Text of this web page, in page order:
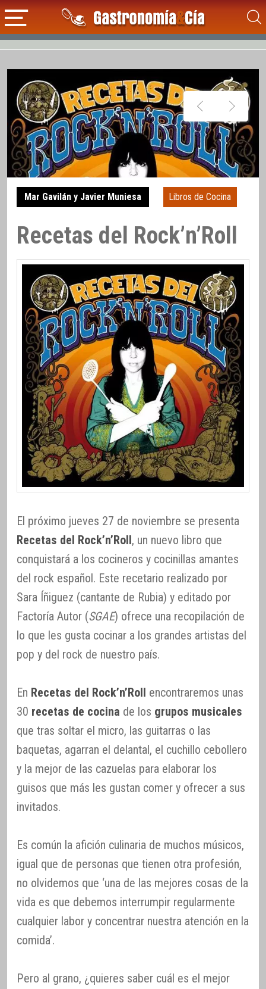
Mar Gavilán y Javier Muniesa Libros de Cocina
Recetas del Rock’n’Roll
El próximo jueves 27 de noviembre se presenta
Recetas del Rock’n’Roll, un nuevo libro que
conquistará a los cocineros y cocinillas amantes
del rock español. Este recetario realizado por
Sara Íñiguez (cantante de Rubia) y editado por
Factoría Autor (SGAE) ofrece una recopilación de
lo que les gusta cocinar a los grandes artistas del
pop y del rock de nuestro país.
En Recetas del Rock’n’Roll encontraremos unas
30 recetas de cocina de los grupos musicales
que tras soltar el micro, las guitarras o las
baquetas, agarran el delantal, el cuchillo cebollero
y la mejor de las cazuelas para elaborar los
guisos que más les gustan comer y ofrecer a sus
invitados.
Es común la afición culinaria de muchos músicos,
igual que de personas que tienen otra profesión,
no olvidemos que ‘una de las mejores cosas de la
vida es que debemos interrumpir regularmente
cualquier labor y concentrar nuestra atención en la
comida’.
Pero al grano, ¿quieres saber cuál es el mejor